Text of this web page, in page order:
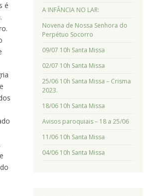
é
A INFÂNCIA NO LAR:
Novena de Nossa Senhora do
Perpétuo Socorro
09/07 10h Santa Missa
02/07 10h Santa Missa
25/06 10h Santa Missa – Crisma
2023.
18/06 10h Santa Missa
Avisos paroquiais – 18 a 25/06
11/06 10h Santa Missa
04/06 10h Santa Missa